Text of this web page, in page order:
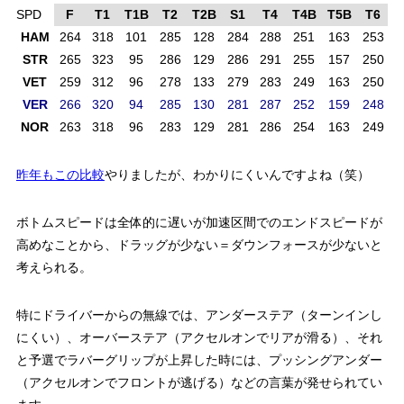
SPD F T1 T1B T2 T2B S1 T4 T4B T5B T6
HAM
264 318 101 285 128 284 288 251 163 253
STR
265 323 95 286 129 286 291 255 157 250
VET
259 312 96 278 133 279 283 249 163 250
VER
266 320 94 285 130 281 287 252 159 248
NOR
263 318 96 283 129 281 286 254 163 249
昨年もこの比較やりましたが、わかりにくいんですよね（笑）
ボトムスピードは全体的に遅いが加速区間でのエンドスピードが
高めなことから、ドラッグが少ない＝ダウンフォースが少ないと
考えられる。
特にドライバーからの無線では、アンダーステア（ターンインし
にくい）、オーバーステア（アクセルオンでリアが滑る）、それ
と予選でラバーグリップが上昇した時には、プッシングアンダー
（アクセルオンでフロントが逃げる）などの言葉が発せられてい